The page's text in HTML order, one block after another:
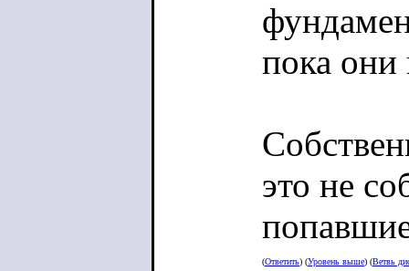
пока они
это не
(Ответить) (Уровень выше) (Ветвь